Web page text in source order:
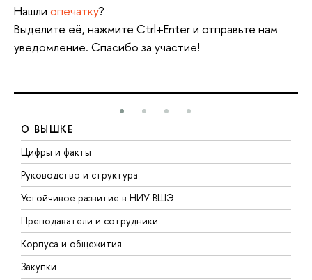
Нашли опечатку?
Выделите её, нажмите Ctrl+Enter и отправьте нам
уведомление. Спасибо за участие!
О ВЫШКЕ
Цифры и факты
Руководство и структура
Устойчивое развитие в НИУ ВШЭ
Преподаватели и сотрудники
Корпуса и общежития
Закупки